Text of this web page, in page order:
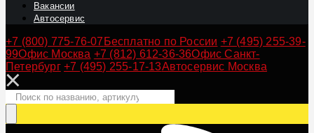
Вакансии
Автосервис
+7 (800) 775-76-07 Бесплатно по России +7 (495) 255-39-
99Офис Москва +7 (812) 612-36-36Офис Санкт-
Петербург +7 (495) 255-17-13Автосервис Москва